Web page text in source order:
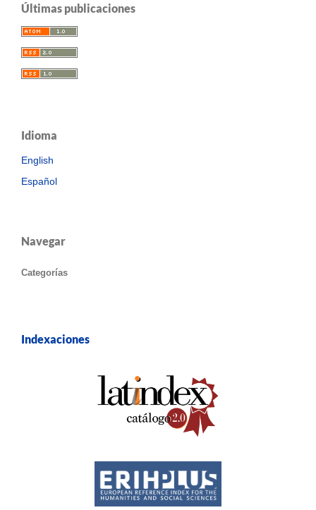
Últimas publicaciones
Idioma
English
Español
Navegar
Categorías
Indexaciones